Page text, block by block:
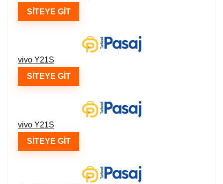
SITEYE GIT
vivo Y21S
SITEYE GIT
vivo Y21S
SITEYE GIT